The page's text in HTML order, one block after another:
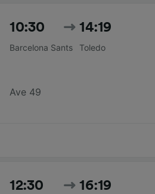
10:30
Barcelona Sants
14:19
Toledo
Ave 49
12:30 16:19